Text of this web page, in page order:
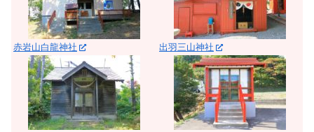
赤岩山白龍神社 出羽三山神社